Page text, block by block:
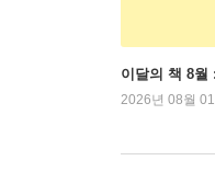
이달의 책 8월
2026년 08월